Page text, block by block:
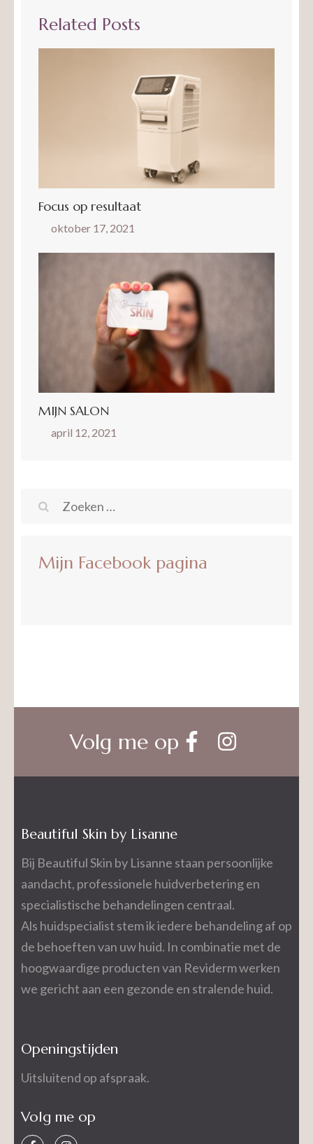
Related Posts
Focus op resultaat
oktober 17, 2021
MIJN SALON
april 12, 2021
Zoeken
Mijn Facebook pagina
Volg me op
Beautiful Skin by Lisanne
Bij Beautiful Skin by Lisanne staan persoonlijke
aandacht, professionele huidverbetering en
specialistische behandelingen centraal.
Als huidspecialist stem ik iedere behandeling af op
de behoeften van uw huid. In combinatie met de
hoogwaardige producten van Reviderm werken
we gericht aan een gezonde en stralende huid.
Openingstijden
Uitsluitend op afspraak.
Volg me op